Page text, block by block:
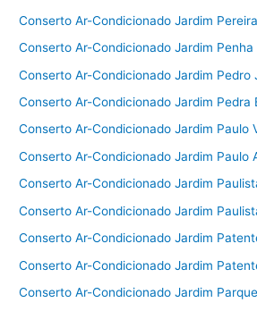
Conserto Ar-Condicionado Jardim
Conserto Ar-Condicionado Jardim Penha
Conserto Ar-Condicionado Jardim Pedro
Conserto Ar-Condicionado Jardim Pedra
Conserto Ar-Condicionado Jardim Paulo
Conserto Ar-Condicionado Jardim Paulo
Conserto Ar-Condicionado Jardim
Conserto Ar-Condicionado Jardim
Conserto Ar-Condicionado Jardim
Conserto Ar-Condicionado Jardim
Conserto Ar-Condicionado Jardim